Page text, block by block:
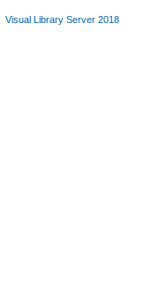
Visual Library Server 2018